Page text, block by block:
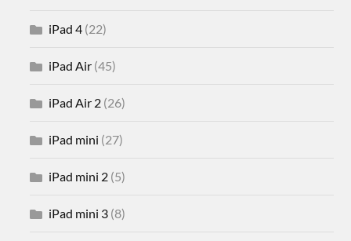
iPad 4 (22)
iPad Air (45)
iPad Air 2 (26)
iPad mini (27)
iPad mini 2 (5)
iPad mini 3 (8)